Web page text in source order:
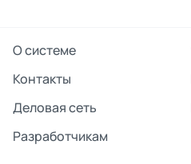
О системе
Контакты
Деловая сеть
Разработчикам